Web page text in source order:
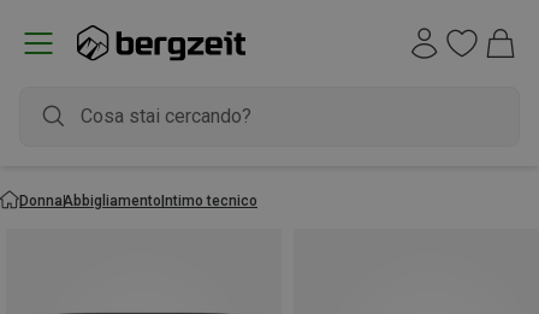
DonnaAbbigliamentoIntimo tecnico